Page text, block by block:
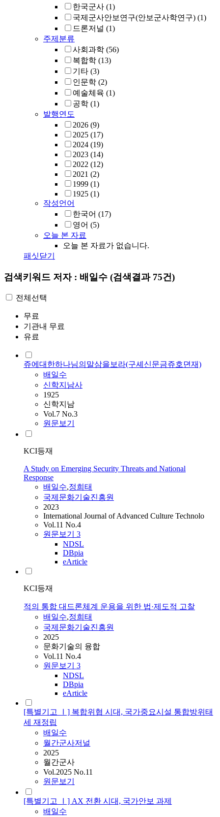
한국군사 (1)
국제군사안보연구(안보군사학연구) (1)
드론저널 (1)
주제분류
사회과학 (56)
복합학 (13)
기타 (3)
인문학 (2)
예술체육 (1)
공학 (1)
발행연도
2026 (9)
2025 (17)
2024 (19)
2023 (14)
2022 (12)
2021 (2)
1999 (1)
1925 (1)
작성언어
한국어 (17)
영어 (5)
오늘 본 자료
오늘 본 자료가 없습니다.
패싯닫기
검색키워드 저자 : 배일수 (검색결과 75건)
전체선택
무료
기관내 무료
유료
쥬에대한하나님의말삼을보라(구셰신문금쥬호뎐재)
배일수
신학지남사
1925
신학지남
Vol.7 No.3
원문보기
KCI등재
A Study on Emerging Security Threats and National
Response
배일수,정희태
국제문화기술진흥원
2023
International Journal of Advanced Culture Technolo
Vol.11 No.4
원문보기 3
NDSL
DBpia
eArticle
KCI등재
적의 통합 대드론체계 운용을 위한 법·제도적 고찰
배일수,정희태
국제문화기술진흥원
2025
문화기술의 융합
Vol.11 No.4
원문보기 3
NDSL
DBpia
eArticle
[특별기고 Ⅰ] 복합위협 시대, 국가중요시설 통합방위태
세 재정립
배일수
월간군사저널
2025
월간군사
Vol.2025 No.11
원문보기
[특별기고 Ⅰ] AX 전환 시대, 국가안보 과제
배일수